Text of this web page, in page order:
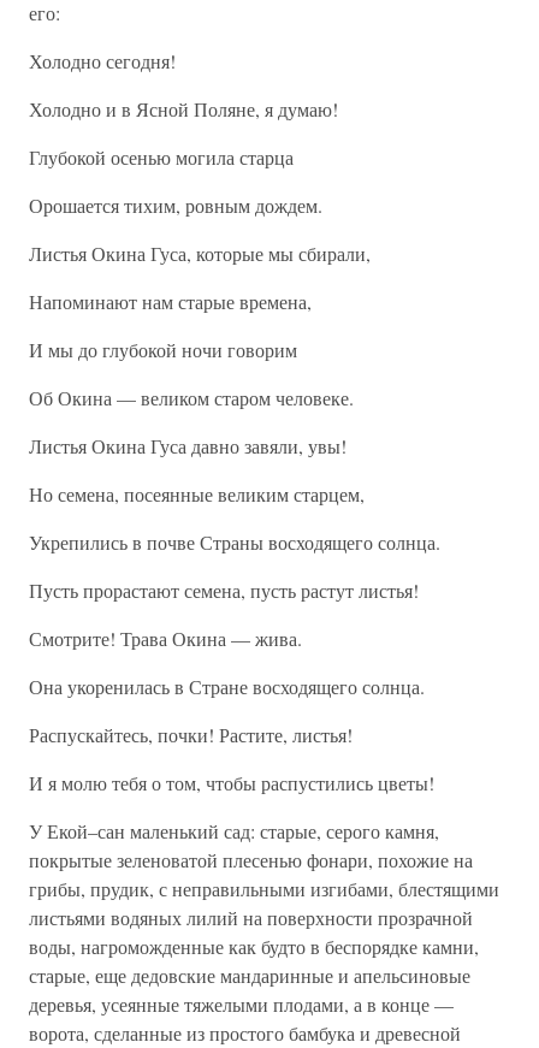
его:
Холодно сегодня!
Холодно и в Ясной Поляне, я думаю!
Глубокой осенью могила старца
Орошается тихим, ровным дождем.
Листья Окина Гуса, которые мы сбирали,
Напоминают нам старые времена,
И мы до глубокой ночи говорим
Об Окина — великом старом человеке.
Листья Окина Гуса давно завяли, увы!
Но семена, посеянные великим старцем,
Укрепились в почве Страны восходящего солнца.
Пусть прорастают семена, пусть растут листья!
Смотрите! Трава Окина — жива.
Она укоренилась в Стране восходящего солнца.
Распускайтесь, почки! Растите, листья!
И я молю тебя о том, чтобы распустились цветы!
У Екой–сан маленький сад: старые, серого камня,
покрытые зеленоватой плесенью фонари, похожие на
грибы, прудик, с неправильными изгибами, блестящими
листьями водяных лилий на поверхности прозрачной
воды, нагроможденные как будто в беспорядке камни,
старые, еще дедовские мандаринные и апельсиновые
деревья, усеянные тяжелыми плодами, а в конце —
ворота, сделанные из простого бамбука и древесной